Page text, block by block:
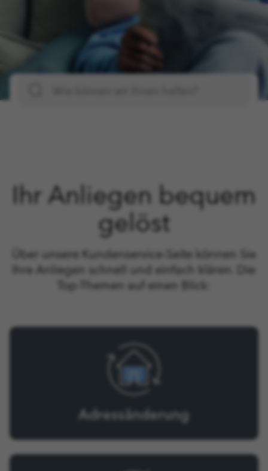
Ihr Anliegen bequem
gelöst
Über unsere Kundenservice-Seite können Sie
Ihre Anliegen schnell und einfach klären. Die
Top-Themen auf einen Blick:
Adressänderung